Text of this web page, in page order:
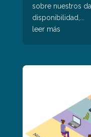
sobre nuestros
disponibilidad,...
leer más